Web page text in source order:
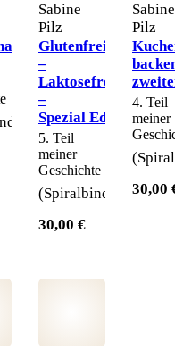
Sabine
Pilz
Glutenfrei
–
Laktosefrei
–
Spezial Edition
5. Teil
meiner
Geschichte
(Spiralbindung)
30,00 €
Sabine
Pilz
4. Teil
meiner
30,00